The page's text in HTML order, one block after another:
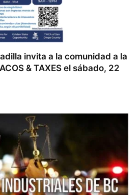
invita a la comunidad a la
& TAXES el sábado, 22